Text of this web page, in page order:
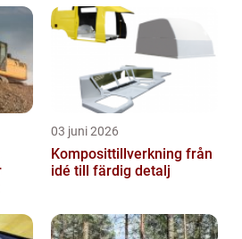
03 juni 2026
Komposittillverkning från
idé till färdig detalj